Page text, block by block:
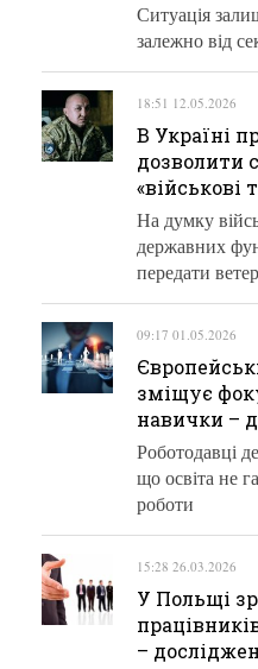
Ситуація
залежно від
18:51 12.05.2026
В Україні
дозволити
«військові
На думку
державних
передати
09:17 01.05.2026
зміщує
навички –
Роботодавці
що освіта не
роботи
15:28 26.03.2026
У Польщі
–